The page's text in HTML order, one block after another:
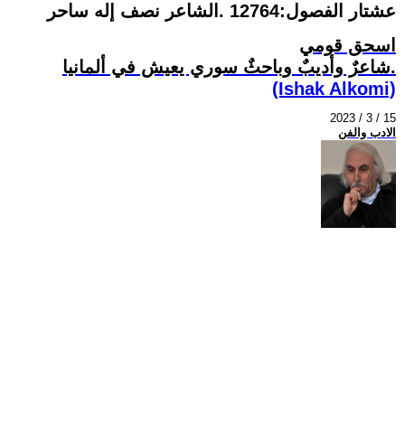
عشتار الفصول:12764 .الشاعر نصف إله ساحر
اسحق قومي
شاعرٌ وأديبٌ وباحثٌ سوري يعيش في ألمانيا.
(Ishak Alkomi)
2023 / 3 / 15
الادب والفن